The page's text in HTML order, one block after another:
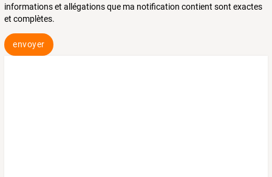
informations et allégations que ma notification contient sont exactes
et complètes.
envoyer